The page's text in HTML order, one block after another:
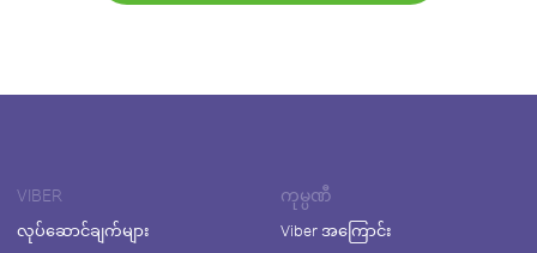
VIBER
လုပ်ဆောင်ချက်များ
ကုမ္ပဏီ
Viber အကြောင်း